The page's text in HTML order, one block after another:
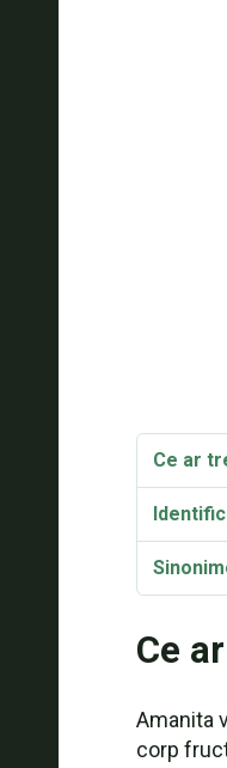
Ce ar
Ce
Amanita
corp